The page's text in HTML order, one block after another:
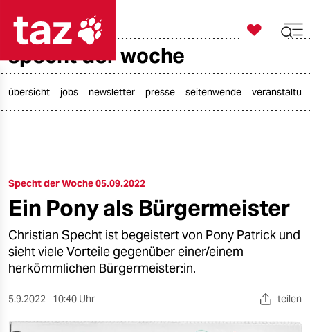
taz zahl ich
öko
gesellschaft
kultur

taz zahl ich
specht der woche
übersicht jobs newsletter presse seitenwende
Specht der Woche 05.09.2022
Ein Pony als Bürgermeister
Christian Specht ist begeistert von Pony Patrick und
sieht viele Vorteile gegenüber einer/einem
herkömmlichen Bürgermeister:in.
5.9.2022 10:40 Uhr teilen